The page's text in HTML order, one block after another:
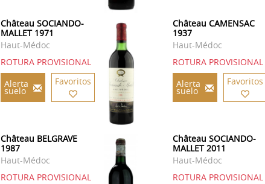
Château SOCIANDO-
MALLET 1971
Haut-Médoc
ROTURA PROVISIONAL
Alerta
suelo
Favoritos
Château CAMENSAC
1937
Haut-Médoc
ROTURA PROVISIONAL
Alerta
suelo
Favoritos
Château BELGRAVE
1987
Haut-Médoc
ROTURA PROVISIONAL
Château SOCIANDO-
MALLET 2011
Haut-Médoc
ROTURA PROVISIONAL